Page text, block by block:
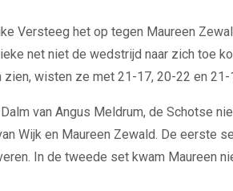
Versteeg het op tegen Maureen
net niet de wedstrijd naar zich toe
wisten ze met 21-17, 20-22 en
van Angus Meldrum, de Schotse
Wijk en Maureen Zewald. De eerste
In de tweede set kwam Maureen